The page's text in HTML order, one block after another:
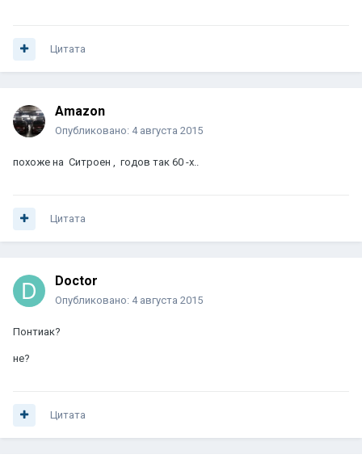
Цитата
Amazon
Опубликовано: 4 августа 2015
похоже на Ситроен , годов так 60 -х..
Цитата
Doctor
Опубликовано: 4 августа 2015
Понтиак?
не?
Цитата